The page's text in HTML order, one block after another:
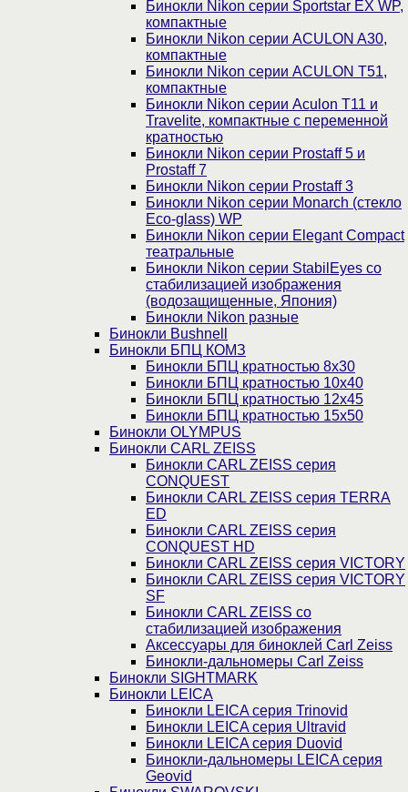
Бинокли Nikon серии Sportstar EX WP,
компактные
Бинокли Nikon серии ACULON A30,
компактные
Бинокли Nikon серии ACULON Т51,
компактные
Бинокли Nikon серии Aculon T11 и
Travelite, компактные с переменной
кратностью
Бинокли Nikon серии Prostaff 5 и
Prostaff 7
Бинокли Nikon серии Prostaff 3
Бинокли Nikon серии Monarch (стекло
Eco-glass) WP
Бинокли Nikon серии Elegant Compact
театральные
Бинокли Nikon серии StabilEyes со
стабилизацией изображения
(водозащищенные, Япония)
Бинокли Nikon разные
Бинокли Bushnell
Бинокли БПЦ КОМЗ
Бинокли БПЦ кратностью 8х30
Бинокли БПЦ кратностью 10х40
Бинокли БПЦ кратностью 12х45
Бинокли БПЦ кратностью 15х50
Бинокли OLYMPUS
Бинокли CARL ZEISS
Бинокли CARL ZEISS серия
CONQUEST
Бинокли CARL ZEISS серия TERRA
ED
Бинокли CARL ZEISS серия
CONQUEST HD
Бинокли CARL ZEISS серия VICTORY
Бинокли CARL ZEISS серия VICTORY
SF
Бинокли CARL ZEISS со
стабилизацией изображения
Аксессуары для биноклей Carl Zeiss
Бинокли-дальномеры Carl Zeiss
Бинокли SIGHTMARK
Бинокли LEICA
Бинокли LEICA серия Trinovid
Бинокли LEICA серия Ultravid
Бинокли LEICA серия Duovid
Бинокли-дальномеры LEICA серия
Geovid